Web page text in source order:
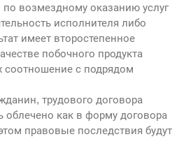
возмездному оказанию услуг
исполнителя либо
имеет второстепенное
побочного продукта
соотношение с подрядом
трудового договора
как в форму договора
правовые последствия будут